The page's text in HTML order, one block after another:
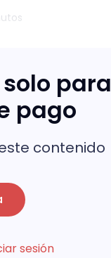
para
pago
contenido
sesión